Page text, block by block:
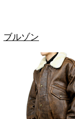
ブルゾン